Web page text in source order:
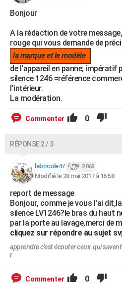
Bricolage
Lifestyle
Culture
Sport
Auto
Television
Voyage
Cinema
Bonjour
A la rédaction de votre
rouge qui vous demande de
la marque et le modèle
de l'appareil en panne; impératif
silence 1246 =référence
l'intérieur.
La modération.
Commenter 0
RÉPONSE 2 / 3
labricole47 2 868
Modifié le 28 mai 2017 à 16:58
report de message
Bonjour, comme je vous l'ai
silence LV1246?le bras du haut
par la porte au lavage,merci de
cliquez sur répondre au sujet
apprendre c'est écouter ceux qui
r
Commenter 0